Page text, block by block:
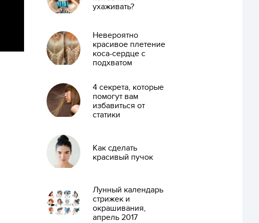
ухаживать?
Невероятно
красивое плетение
коса-сердце с
подхватом
4 секрета, которые
помогут вам
избавиться от
статики
Как сделать
красивый пучок
Лунный календарь
стрижек и
окрашивания,
апрель 2017